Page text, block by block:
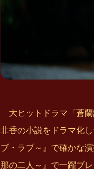
大ヒットドラマ『蒼蘭
非香の小説をドラマ化
ブ・ラブ～』で確かな
那の二人～』で一躍ブ